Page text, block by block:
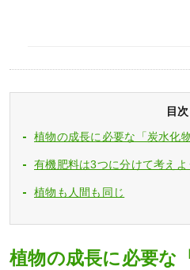
目次
植物の成長に必要な「炭水化
有機肥料は3つに分けて考えよ
植物も人間も同じ
植物の成長に必要な